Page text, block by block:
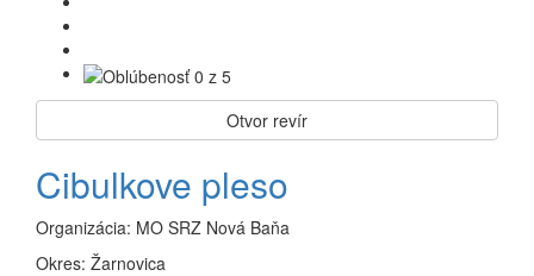
Otvor revír
Cibulkove pleso
Organizácia: MO SRZ Nová Baňa
Okres: Žarnovica